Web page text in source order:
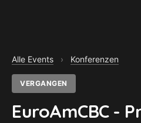
Alle Events › Konferenzen
VERGANGEN
EuroAmCBC -